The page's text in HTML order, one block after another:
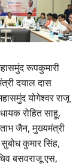
रूपकुमारी
दयाल दास
योगेश्वर राजू
रोहित साहू,
जैन, मुख्यमंत्री
कुमार सिंह,
बसवराजू एस,